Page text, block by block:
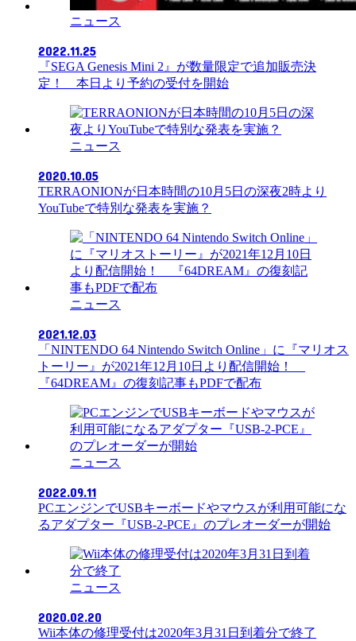
ニュース
2022.11.25
『SEGA Genesis Mini 2』が数量限定で追加販売決
定！ 本日より予約の受付を開始
ニュース
2020.10.05
TERRAONIONが日本時間の10月5日の深夜2時より
YouTubeで特別な発表を実施？
ニュース
2021.12.03
「NINTENDO 64 Nintendo Switch Online」に『マリオス
トーリー』が2021年12月10日より配信開始！
『64DREAM』の復刻記事もPDFで配布
ニュース
2022.09.11
PCエンジンでUSBキーボードやマウスが利用可能にな
るアダプター『USB-2-PCE』のプレオーダーが開始
ニュース
2020.02.20
Wii本体の修理受付は2020年3月31日到着分で終了